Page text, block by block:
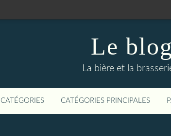
Le
La bière et la
CATÉGORIES CATÉGORIES PRINCIPALES